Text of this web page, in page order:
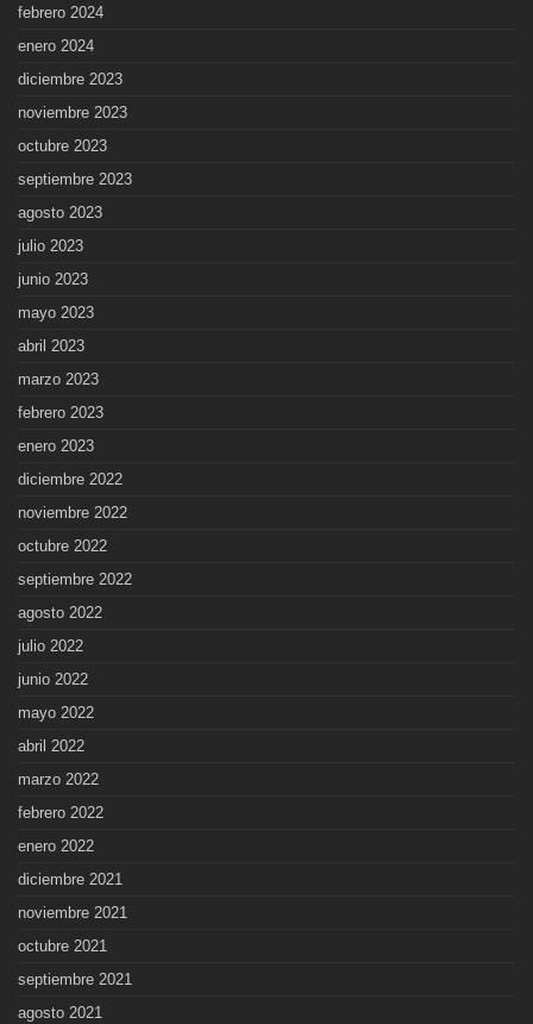
febrero 2024
enero 2024
diciembre 2023
noviembre 2023
octubre 2023
septiembre 2023
agosto 2023
julio 2023
junio 2023
mayo 2023
abril 2023
marzo 2023
febrero 2023
enero 2023
diciembre 2022
noviembre 2022
octubre 2022
septiembre 2022
agosto 2022
julio 2022
junio 2022
mayo 2022
abril 2022
marzo 2022
febrero 2022
enero 2022
diciembre 2021
noviembre 2021
octubre 2021
septiembre 2021
agosto 2021